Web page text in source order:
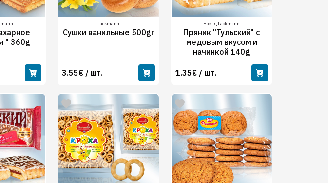
" 360g
Lackmann
Сушки ванильные 500gr
3.55€ / шт.
Бренд Lackmann
Пряник "Тульский" с
медовым вкусом и
начинкой 140g
1.35€ / шт.